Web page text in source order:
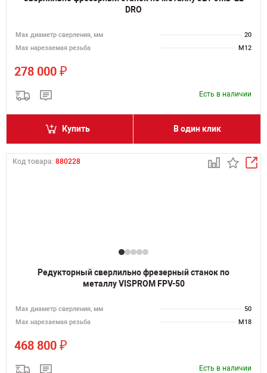
DRO
Мах диаметр сверления, мм
20
Мах нарезаемая резьба
M12
278 000 ₽
Есть в наличии
Купить В один клик
Код товара: 880228
Редукторный сверлильно фрезерный станок по
металлу VISPROM FPV-50
Мах диаметр сверления, мм
50
Мах нарезаемая резьба
M18
468 800 ₽
Есть в наличии